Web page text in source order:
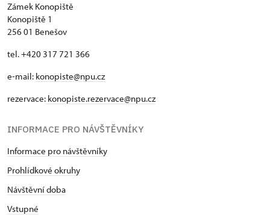
Zámek Konopiště
Konopiště 1
256 01 Benešov
tel. +420 317 721 366
e-mail: konopiste@npu.cz
rezervace: konopiste.rezervace@npu.cz
INFORMACE PRO NÁVŠTĚVNÍKY
Informace pro návštěvníky
Prohlídkové okruhy
Návštěvní doba
Vstupné